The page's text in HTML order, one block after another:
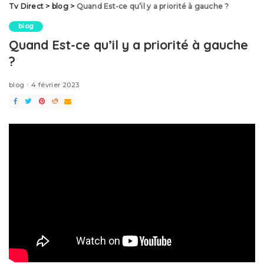
Tv Direct > blog> Quand Est-ce qu’il y a priorité à gauche ?
blog
Quand Est-ce qu’il y a priorité à gauche
?
blog 4 février 2023